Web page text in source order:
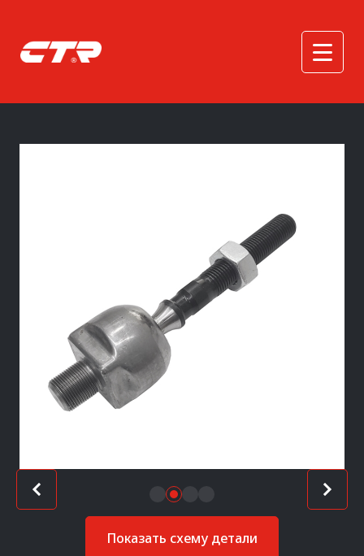
Показать схему детали